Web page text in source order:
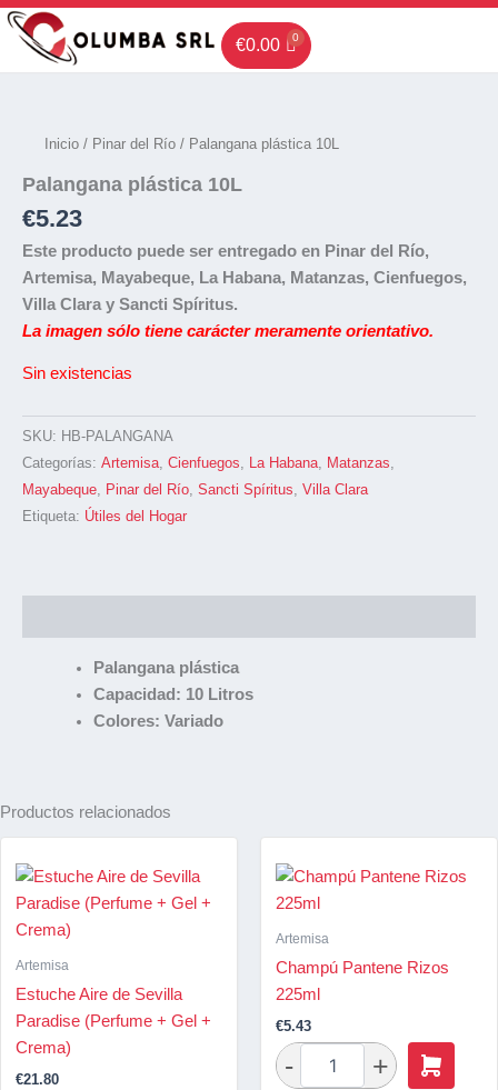
Ir
contenido
€0.00
Inicio / Pinar del Río / Palangana plástica 10L
Palangana plástica 10L
€5.23
Este producto puede ser entregado en Pinar del Río,
Artemisa, Mayabeque, La Habana, Matanzas, Cienfuegos,
Villa Clara y Sancti Spíritus.
La imagen sólo tiene carácter meramente orientativo.
Sin existencias
SKU: HB-PALANGANA
Categorías: Artemisa, Cienfuegos, La Habana, Matanzas,
Mayabeque, Pinar del Río, Sancti Spíritus, Villa Clara
Etiqueta: Útiles del Hogar
Palangana plástica
Capacidad: 10 Litros
Colores: Variado
Productos relacionados
Artemisa
Estuche Aire de Sevilla
Paradise (Perfume + Gel +
Crema)
€21.80
Artemisa
Champú Pantene Rizos
225ml
€5.43